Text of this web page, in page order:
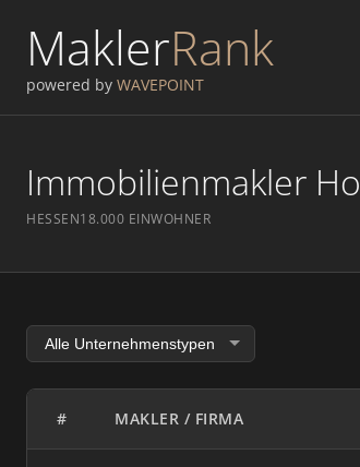
MaklerRank
powered by WAVEPOINT
Immobilienmakler
HESSEN18.000 EINWOHNER
# MAKLER / FIRMA